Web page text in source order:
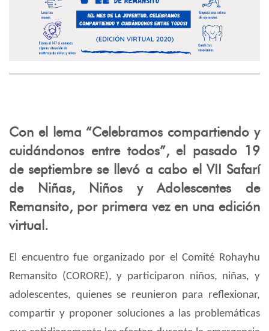
Con el lema “Celebramos compartiendo y
cuidándonos entre todos”, el pasado 19
de septiembre se llevó a cabo el VII Safarí
de Niñas, Niños y Adolescentes de
Remansito, por primera vez en una edición
virtual.
El encuentro fue organizado por el Comité Rohayhu
Remansito (CORORE), y participaron niños, niñas, y
adolescentes, quienes se reunieron para reflexionar,
compartir y proponer soluciones a las problemáticas